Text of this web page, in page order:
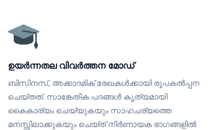
ഉയർന്നതല വിവർത്തന മോഡ്
ബിസിനസ്, അക്കാദമിക് രേഖകൾക്കായി രൂപകൽപ്പന
ചെയ്തത്. സാങ്കേതിക പദങ്ങൾ കൃത്യമായി
കൈകാര്യം ചെയ്യുകയും സാഹചര്യത്തെ
മനസ്സിലാക്കുകയും ചെയ്ത് നിർണായക ഭാഗങ്ങളിൽ